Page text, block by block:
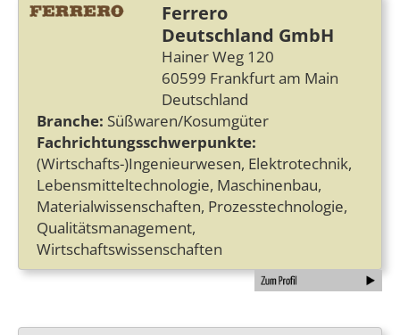
Ferrero
Deutschland GmbH
Hainer Weg 120
60599 Frankfurt am Main
Deutschland
Branche: Süßwaren/Kosumgüter
Fachrichtungsschwerpunkte:
(Wirtschafts-)Ingenieurwesen, Elektrotechnik,
Lebensmitteltechnologie, Maschinenbau,
Materialwissenschaften, Prozesstechnologie,
Qualitätsmanagement,
Wirtschaftswissenschaften